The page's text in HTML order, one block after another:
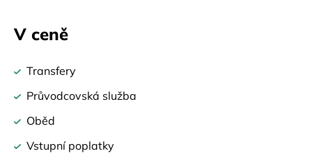
V ceně
Transfery
Průvodcovská služba
Oběd
Vstupní poplatky